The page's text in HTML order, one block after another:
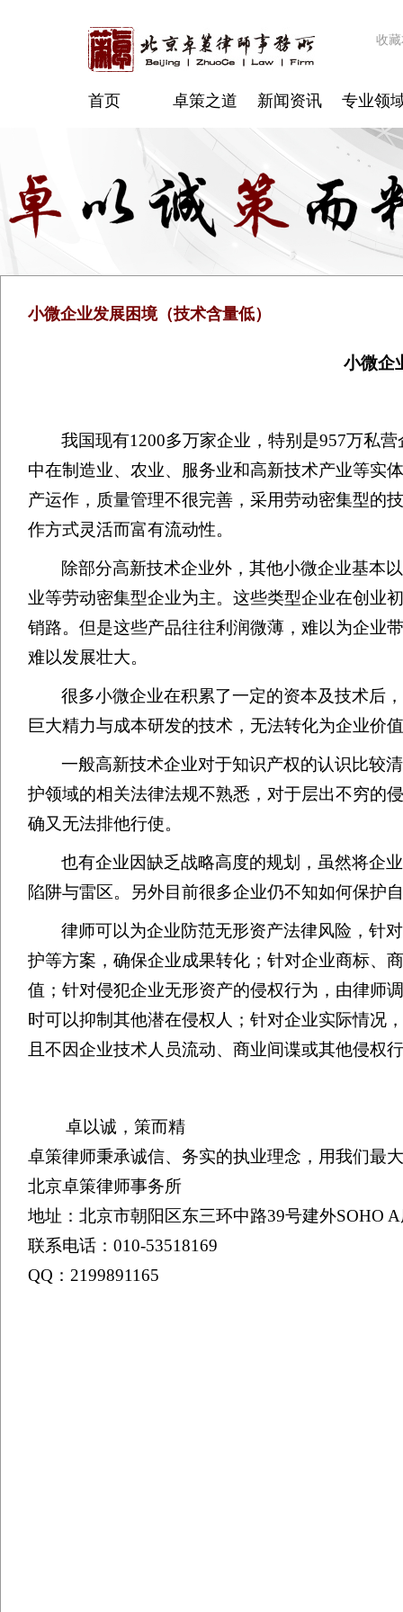
收
首页 卓策之道 新闻资讯 专业领
小微企业发展困境（技术含量低）
小微企
我国现有1200多万家企业，特别是957万私营
中在制造业、农业、服务业和高新技术产业等实
产运作，质量管理不很完善，采用劳动密集型的
作方式灵活而富有流动性。
除部分高新技术企业外，其他小微企业基本
业等劳动密集型企业为主。这些类型企业在创业
销路。但是这些产品往往利润微薄，难以为企业
难以发展壮大。
很多小微企业在积累了一定的资本及技术后
巨大精力与成本研发的技术，无法转化为企业价
一般高新技术企业对于知识产权的认识比较
护领域的相关法律法规不熟悉，对于层出不穷的
确又无法排他行使。
也有企业因缺乏战略高度的规划，虽然将企
陷阱与雷区。另外目前很多企业仍不知如何保护
律师可以为企业防范无形资产法律风险，针
护等方案，确保企业成果转化；针对企业商标、
值；针对侵犯企业无形资产的侵权行为，由律师
时可以抑制其他潜在侵权人；针对企业实际情况
且不因企业技术人员流动、商业间谍或其他侵权
卓以诚，策而精
卓策律师秉承诚信、务实的执业理念，用我们最
北京卓策律师事务所
地址：北京市朝阳区东三环中路39号建外SOHO
联系电话：010-53518169
QQ：2199891165